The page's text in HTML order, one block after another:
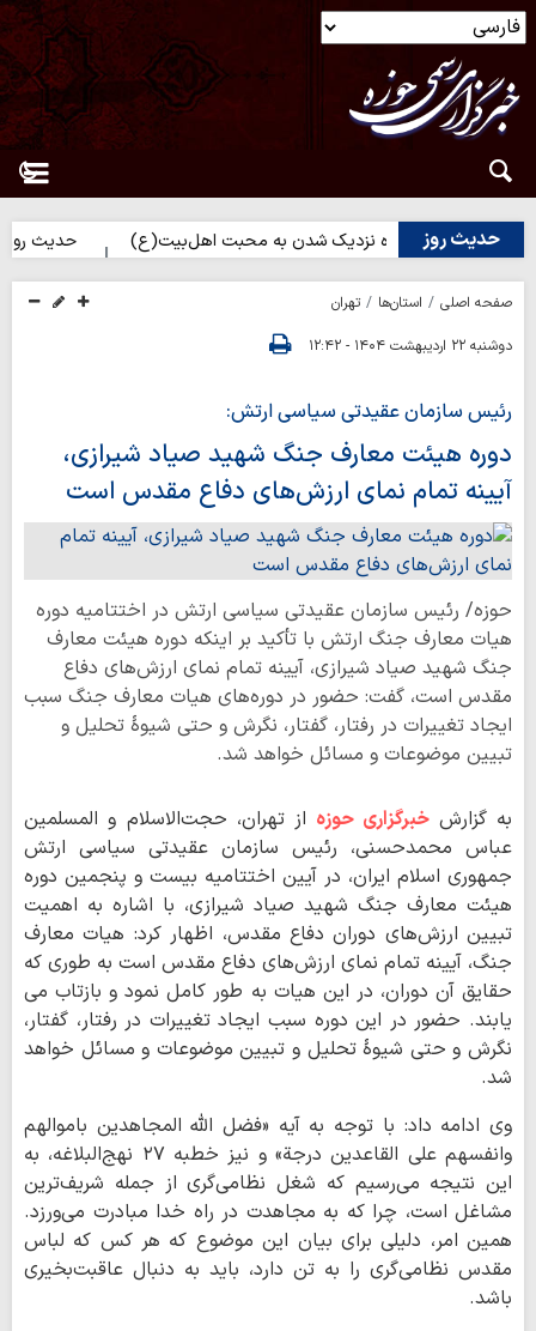
حدیث روز
حدیث روز | راه نزدیک شدن به محبت اهل‌بیت(ع) حدیث روز |
صفحه اصلی استان‌ها
تهران
دوشنبه ۲۲ اردیبهشت ۱۴۰۴ - ۱۲:۴۲
رئیس سازمان عقیدتی سیاسی ارتش:
دوره هیئت معارف جنگ شهید صیاد شیرازی،
آیینه‌ تمام نمای ارزش‌های دفاع مقدس است
حوزه/ رئیس سازمان عقیدتی سیاسی ارتش در اختتامیه دوره
هیات معارف جنگ ارتش با تأکید بر اینکه دوره هیئت معارف
جنگ شهید صیاد شیرازی، آیینه‌ تمام نمای ارزش‌های دفاع
مقدس است، گفت: حضور در دوره‌های هیات معارف جنگ سبب
ایجاد تغییرات در رفتار، گفتار، نگرش و حتی شیوۀ تحلیل و
تبیین موضوعات و مسائل خواهد شد.
به گزارشخبرگزاری حوزه از تهران، حجت‌الاسلام و المسلمین
عباس محمدحسنی، رئیس سازمان عقیدتی سیاسی ارتش
جمهوری اسلام ایران، در آیین اختتامیه بیست و پنجمین دوره‌
هیئت معارف جنگ شهید صیاد شیرازی، با اشاره به اهمیت
تبیین ارزش‌های دوران دفاع مقدس، اظهار کرد: هیات معارف
جنگ، آیینه‌ تمام نمای ارزش‌های دفاع مقدس است به طوری که
حقایق آن دوران، در این هیات به طور کامل نمود و بازتاب می
یابند. حضور در این دوره سبب ایجاد تغییرات در رفتار، گفتار،
نگرش و حتی شیوۀ تحلیل و تبیین موضوعات و مسائل خواهد
شد.
وی ادامه داد: با توجه به آیه «فضل الله المجاهدین باموالهم
وانفسهم علی القاعدین درجة» و نیز خطبه ۲۷ نهج‌البلاغه، به
این نتیجه می‌رسیم که شغل نظامی‌گری از جمله شریف‌ترین
مشاغل است، چرا که به مجاهدت در راه خدا مبادرت می‌ورزد.
همین امر، دلیلی برای بیان این موضوع که هر کس که لباس
مقدس نظامی‌گری را به تن دارد، باید به دنبال عاقبت‌بخیری
باشد.